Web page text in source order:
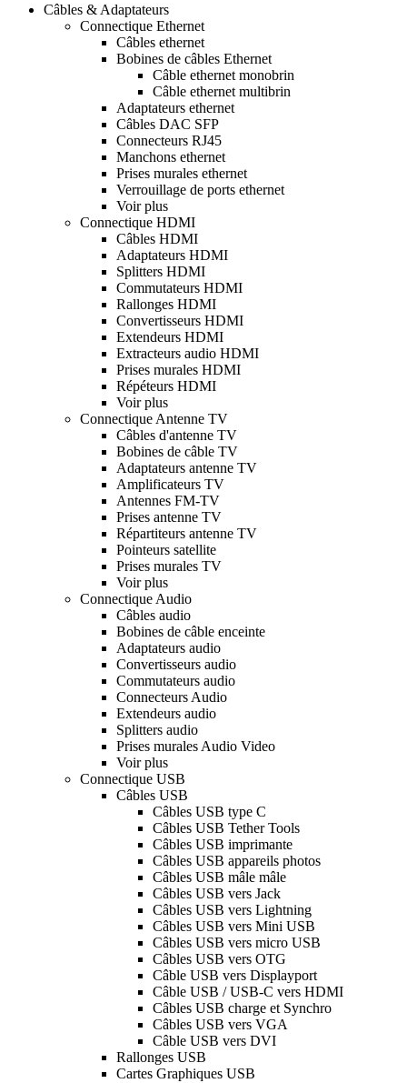
Câbles & Adaptateurs
Connectique Ethernet
Câbles ethernet
Bobines de câbles Ethernet
Câble ethernet monobrin
Câble ethernet multibrin
Adaptateurs ethernet
Câbles DAC SFP
Connecteurs RJ45
Manchons ethernet
Prises murales ethernet
Verrouillage de ports ethernet
Voir plus
Connectique HDMI
Câbles HDMI
Adaptateurs HDMI
Splitters HDMI
Commutateurs HDMI
Rallonges HDMI
Convertisseurs HDMI
Extendeurs HDMI
Extracteurs audio HDMI
Prises murales HDMI
Répéteurs HDMI
Voir plus
Connectique Antenne TV
Câbles d'antenne TV
Bobines de câble TV
Adaptateurs antenne TV
Amplificateurs TV
Antennes FM-TV
Prises antenne TV
Répartiteurs antenne TV
Pointeurs satellite
Prises murales TV
Voir plus
Connectique Audio
Câbles audio
Bobines de câble enceinte
Adaptateurs audio
Convertisseurs audio
Commutateurs audio
Connecteurs Audio
Extendeurs audio
Splitters audio
Prises murales Audio Video
Voir plus
Connectique USB
Câbles USB
Câbles USB type C
Câbles USB Tether Tools
Câbles USB imprimante
Câbles USB appareils photos
Câbles USB mâle mâle
Câbles USB vers Jack
Câbles USB vers Lightning
Câbles USB vers Mini USB
Câbles USB vers micro USB
Câbles USB vers OTG
Câble USB vers Displayport
Câble USB / USB-C vers HDMI
Câbles USB charge et Synchro
Câbles USB vers VGA
Câble USB vers DVI
Rallonges USB
Cartes Graphiques USB